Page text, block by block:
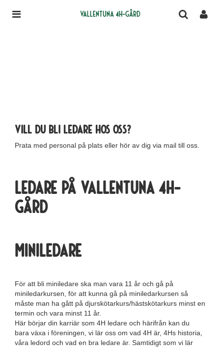
Vallentuna 4H-gård
Vill du bli ledare hos oss?
Prata med personal på plats eller hör av dig via mail till oss.
Ledare på Vallentuna 4H-
gård
Miniledare
För att bli miniledare ska man vara 11 år och gå på
miniledarkursen, för att kunna gå på miniledarkursen så
måste man ha gått på djurskötarkurs/hästskötarkurs minst en
termin och vara minst 11 år.
Här börjar din karriär som 4H ledare och härifrån kan du
bara växa i föreningen, vi lär oss om vad 4H är, 4Hs historia,
våra ledord och vad en bra ledare är. Samtidigt som vi lär